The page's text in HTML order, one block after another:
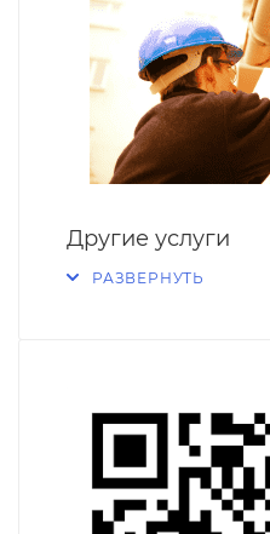
Другие услуги
РАЗВЕРНУТЬ